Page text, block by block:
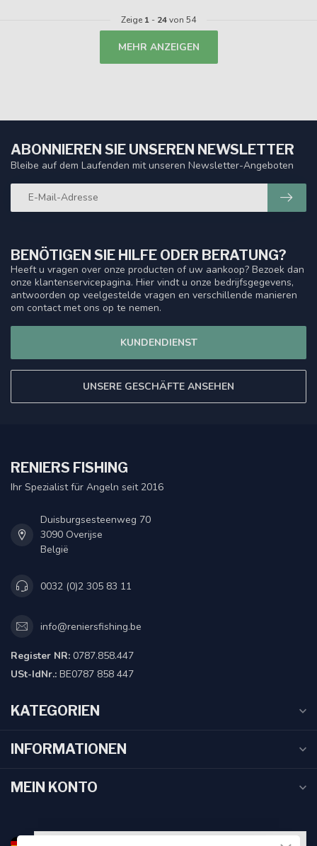
Zeige 1 - 24von 54
MEHR ANZEIGEN
BENÖTIGEN SIE HILFE ODER BERATUNG?
Heeft u vragen over onze producten of uw aankoop? Bezoek dan
onze klantenservicepagina. Hier vindt u onze bedrijfsgegevens,
antwoorden op veelgestelde vragen en verschillende manieren
om contact met ons op te nemen.
KUNDENDIENST
UNSERE GESCHÄFTE ANSEHEN
ABONNIEREN SIE UNSEREN NEWSLETTER
Bleibe auf dem Laufenden mit unseren Newsletter-Angeboten
RENIERS FISHING
Ihr Spezialist für Angeln seit 2016
Duisburgsesteenweg 70
3090 Overijse
België
0032 (0)2 305 83 11
info@reniersfishing.be
Register NR: 0787.858.447
USt-IdNr.: BE0787 858 447
KATEGORIEN
INFORMATIONEN
MEIN KONTO